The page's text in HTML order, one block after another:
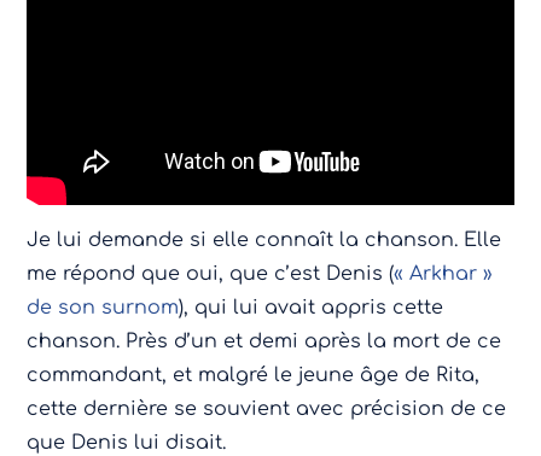
Je lui demande si elle connaît la chanson. Elle
me répond que oui, que c’est Denis (« Arkhar »
de son surnom), qui lui avait appris cette
chanson. Près d’un et demi après la mort de ce
commandant, et malgré le jeune âge de Rita,
cette dernière se souvient avec précision de ce
que Denis lui disait.